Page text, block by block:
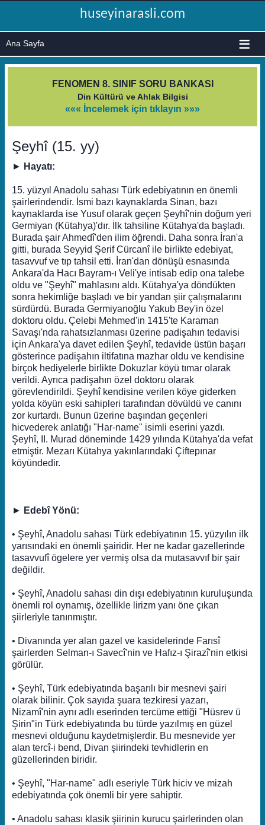
huseyinarasli.com
≡
FENOMEN 8. SINIF SORU BANKASI
Din Kültürü ve Ahlak Bilgisi
««« İncelemek için tıklayın »»»
Şeyhî (15. yy)
► Hayatı:
15. yüzyıl Anadolu sahası Türk edebiyatının en önemli
şairlerindendir. İsmi bazı kaynaklarda Sinan, bazı
kaynaklarda ise Yusuf olarak geçen Şeyhî'nin doğum yeri
Germiyan (Kütahya)'dır. İlk tahsiline Kütahya'da başladı.
Burada şair Ahmedî'den ilim öğrendi. Daha sonra İran'a
gitti, burada Seyyid Şerif Cürcanî ile birlikte edebiyat,
tasavvuf ve tıp tahsil etti. İran'dan dönüşü esnasında
Ankara'da Hacı Bayram-ı Veli'ye intisab edip ona talebe
oldu ve "Şeyhî" mahlasını aldı. Kütahya'ya döndükten
sonra hekimliğe başladı ve bir yandan şiir çalışmalarını
sürdürdü. Burada Germiyanoğlu Yakub Bey'in özel
doktoru oldu. Çelebi Mehmed'in 1415'te Karaman
Savaşı'nda rahatsızlanması üzerine padişahın tedavisi
için Ankara'ya davet edilen Şeyhî, tedavide üstün başarı
gösterince padişahın iltifatına mazhar oldu ve kendisine
birçok hediyelerle birlikte Dokuzlar köyü tımar olarak
verildi. Ayrıca padişahın özel doktoru olarak
görevlendirildi. Şeyhî kendisine verilen köye giderken
yolda köyün eski sahipleri tarafından dövüldü ve canını
zor kurtardı. Bunun üzerine başından geçenleri
hicvederek anlatığı "Har-name" isimli eserini yazdı.
Şeyhî, II. Murad döneminde 1429 yılında Kütahya'da vefat
etmiştir. Mezarı Kütahya yakınlarındaki Çiftepınar
köyündedir.
► Edebî Yönü:
• Şeyhî, Anadolu sahası Türk edebiyatının 15. yüzyılın ilk
yarısındaki en önemli şairidir. Her ne kadar gazellerinde
tasavvufî ögelere yer vermiş olsa da mutasavvıf bir şair
değildir.
• Şeyhî, Anadolu sahası din dışı edebiyatının kuruluşunda
önemli rol oynamış, özellikle lirizm yanı öne çıkan
şiirleriyle tanınmıştır.
• Divanında yer alan gazel ve kasidelerinde Farısî
şairlerden Selman-ı Savecî'nin ve Hafız-ı Şirazî'nin etkisi
görülür.
• Şeyhî, Türk edebiyatında başarılı bir mesnevi şairi
olarak bilinir. Çok sayıda şuara tezkiresi yazarı,
Nizamî'nin aynı adlı eserinden tercüme ettiği "Hüsrev ü
Şirin"in Türk edebiyatında bu türde yazılmış en güzel
mesnevi olduğunu kaydetmişlerdir. Bu mesnevide yer
alan tercî-i bend, Divan şiirindeki tevhidlerin en
güzellerinden biridir.
• Şeyhî, "Har-name" adlı eseriyle Türk hiciv ve mizah
edebiyatında çok önemli bir yere sahiptir.
• Anadolu sahası klasik şiirinin kurucu şairlerinden olan